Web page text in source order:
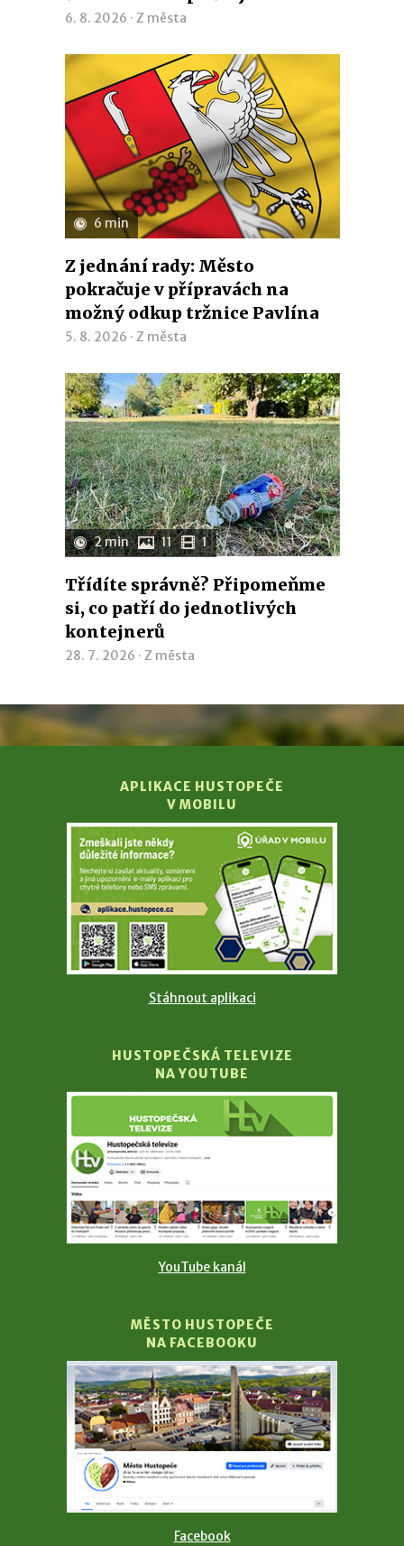
6. 8. 2026 · Z města
6 min
Z jednání rady: Město
pokračuje v přípravách na
možný odkup tržnice Pavlína
5. 8. 2026 · Z města
2 min 11 1
Třídíte správně? Připomeňme
si, co patří do jednotlivých
kontejnerů
28. 7. 2026 · Z města
APLIKACE HUSTOPEČE
V MOBILU
Stáhnout aplikaci
HUSTOPEČSKÁ TELEVIZE
NA YOUTUBE
YouTube kanál
MĚSTO HUSTOPEČE
NA FACEBOOKU
Facebook